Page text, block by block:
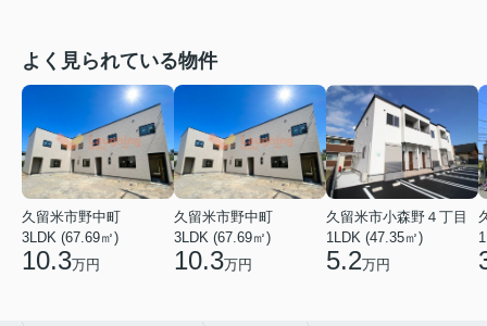
よく見られている物件
久留米市野中町
3LDK (67.69㎡)
10.3万円
久留米市野中町
3LDK (67.69㎡)
10.3万円
久留米市小森野４丁目
1LDK (47.35㎡)
5.2万円